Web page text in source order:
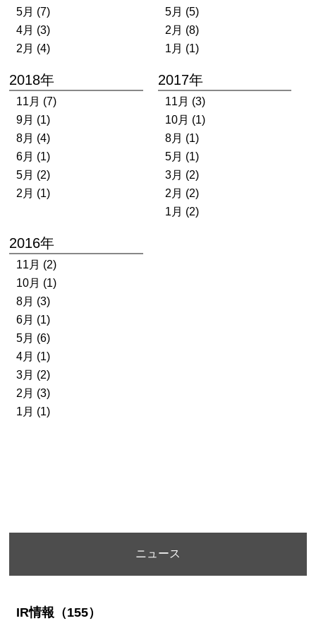
5月 (7)
4月 (3)
2月 (4)
5月 (5)
2月 (8)
1月 (1)
2018年
11月 (7)
9月 (1)
8月 (4)
6月 (1)
5月 (2)
2月 (1)
2017年
11月 (3)
10月 (1)
8月 (1)
5月 (1)
3月 (2)
2月 (2)
1月 (2)
2016年
11月 (2)
10月 (1)
8月 (3)
6月 (1)
5月 (6)
4月 (1)
3月 (2)
2月 (3)
1月 (1)
ニュース
IR情報（155）